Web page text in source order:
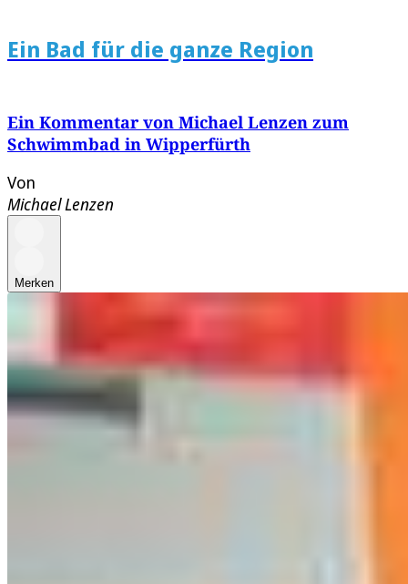
Ein Bad für die ganze Region
Ein Kommentar von Michael Lenzen zum
Schwimmbad in Wipperfürth
Von
Michael Lenzen
Merken